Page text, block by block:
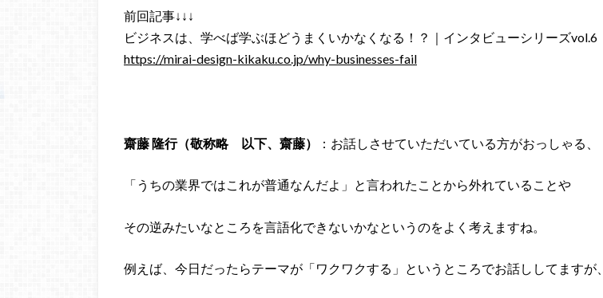
前回記事↓↓↓
ビジネスは、学べば学ぶほどうまくいかなくなる！？｜インタビューシリーズvol.6
https://mirai-design-kikaku.co.jp/why-businesses-fail
齋藤 隆行（敬称略 以下、齋藤） ：お話しさせていただいている方がおっしゃる、
「うちの業界ではこれが普通なんだよ」と言われたことから外れていることや
その逆みたいなところを言語化できないかなというのをよく考えますね。
例えば、今日だったらテーマが「ワクワクする」というところでお話ししてますが、